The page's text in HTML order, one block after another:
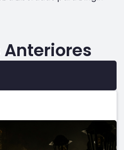
Anteriores